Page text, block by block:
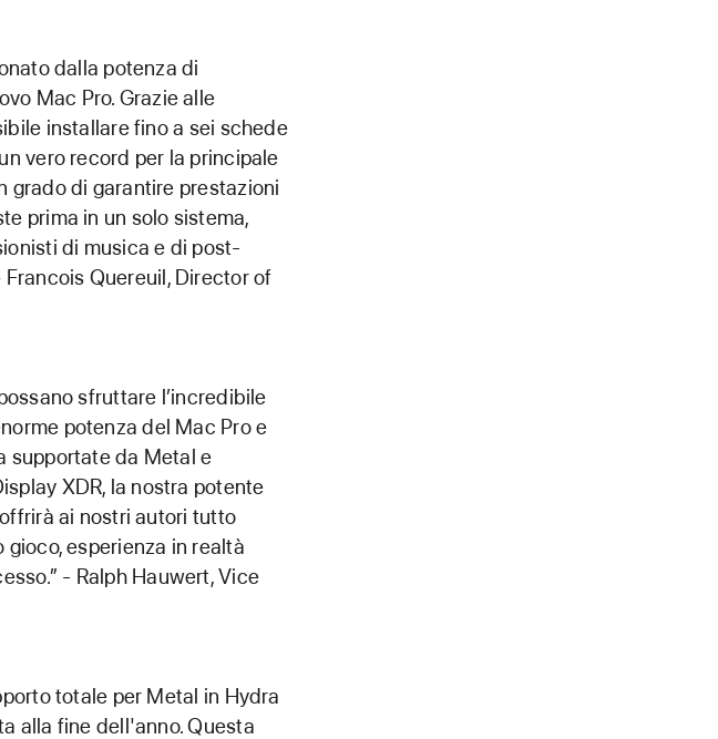
dalla potenza di
Mac Pro. Grazie alle
installare fino a sei schede
vero record per la principale
grado di garantire prestazioni
prima in un solo sistema,
di musica e di post-
Quereuil, Director of
sfruttare l’incredibile
potenza del Mac Pro e
supportate da Metal e
XDR, la nostra potente
ai nostri autori tutto
esperienza in realtà
- Ralph Hauwert, Vice
totale per Metal in Hydra
alla fine dell'anno. Questa